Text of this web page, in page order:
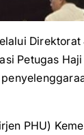
Petugas Haji
PHU)